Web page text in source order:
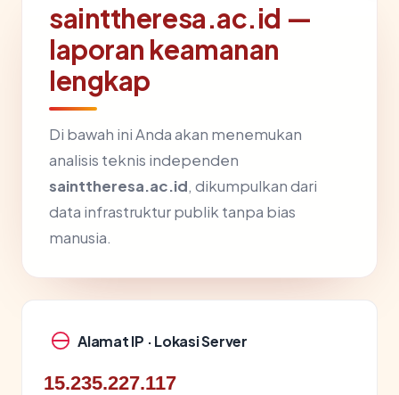
sainttheresa.ac.id —
laporan keamanan
lengkap
Di bawah ini Anda akan menemukan
analisis teknis independen
sainttheresa.ac.id, dikumpulkan dari
data infrastruktur publik tanpa bias
manusia.
Alamat IP · Lokasi Server
15.235.227.117